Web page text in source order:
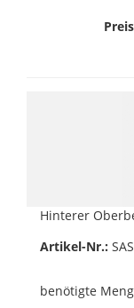
Hinterer
Artikel-Nr.:
benötigte